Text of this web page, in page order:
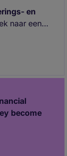
en
naar een
become